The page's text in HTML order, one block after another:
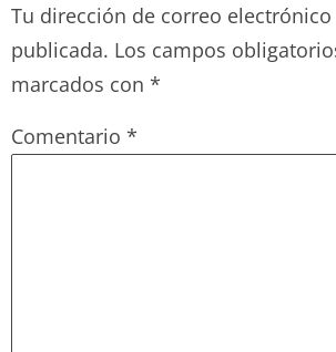
Tu dirección de correo electrónico
publicada. Los campos
marcados con *
Comentario *